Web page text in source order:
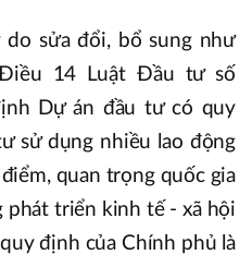
do sửa đổi, bổ sung như
14 Luật Đầu tư số
Dự án đầu tư có quy
sử dụng nhiều lao động
quan trọng quốc gia
triển kinh tế - xã hội
định của Chính phủ là